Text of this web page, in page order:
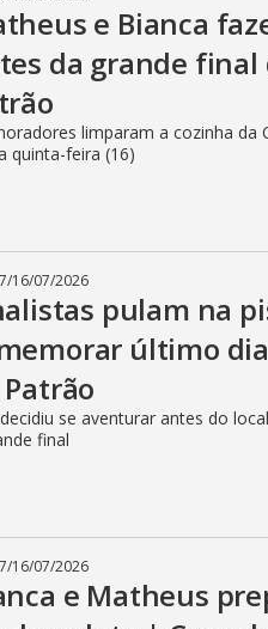
e Bianca
da grande final
limparam a cozinha da
quinta-feira (16)
/16/07/2026
pulam na
último
se aventurar antes do
final
/16/07/2026
e Matheus